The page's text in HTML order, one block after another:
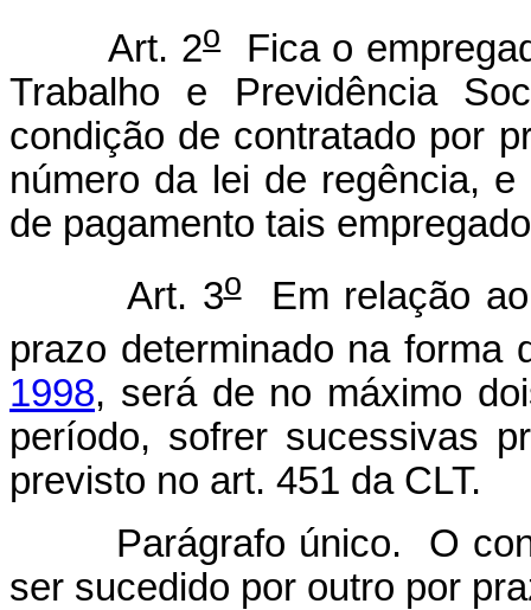
Art. 2oFica o
Trabalho e Previdência
condição de contratado por
número da lei de regência,
de pagamento tais
Art. 3oEm relação ao
prazo determinado na forma
1998, será de no máximo
período, sofrer sucessivas
previsto no art. 451 da CLT.
Parágrafo único. O
ser sucedido por outro por